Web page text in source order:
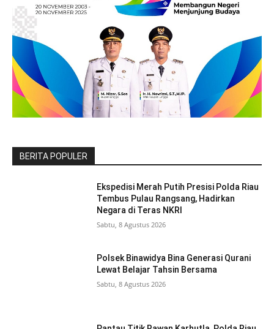
BERITA POPULER
Ekspedisi Merah Putih Presisi Polda Riau
Tembus Pulau Rangsang, Hadirkan
Negara di Teras NKRI
Sabtu, 8 Agustus 2026
Polsek Binawidya Bina Generasi Qurani
Lewat Belajar Tahsin Bersama
Sabtu, 8 Agustus 2026